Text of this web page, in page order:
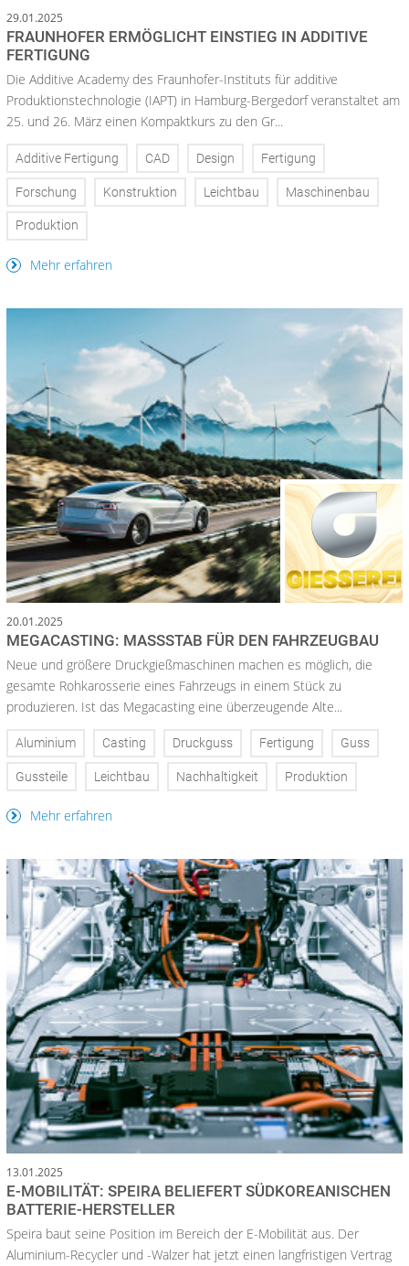
29.01.2025
FRAUNHOFER ERMÖGLICHT EINSTIEG IN ADDITIVE
FERTIGUNG
Die Additive Academy des Fraunhofer-Instituts für additive
Produktionstechnologie (IAPT) in Hamburg-Bergedorf veranstaltet am
25. und 26. März einen Kompaktkurs zu den Gr...
Additive Fertigung CAD Design Fertigung
Forschung Konstruktion Leichtbau Maschinenbau
Produktion
Mehr erfahren
20.01.2025
MEGACASTING: MASSSTAB FÜR DEN FAHRZEUGBAU
Neue und größere Druckgießmaschinen machen es möglich, die
gesamte Rohkarosserie eines Fahrzeugs in einem Stück zu
produzieren. Ist das Megacasting eine überzeugende Alte...
Aluminium Casting Druckguss Fertigung Guss
Gussteile Leichtbau Nachhaltigkeit Produktion
Mehr erfahren
13.01.2025
E-MOBILITÄT: SPEIRA BELIEFERT SÜDKOREANISCHEN
BATTERIE-HERSTELLER
Speira baut seine Position im Bereich der E-Mobilität aus. Der
Aluminium-Recycler und -Walzer hat jetzt einen langfristigen Vertrag